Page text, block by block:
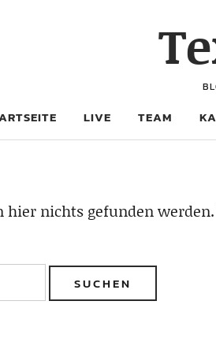
LIVE TEAM
hier nichts gefunden